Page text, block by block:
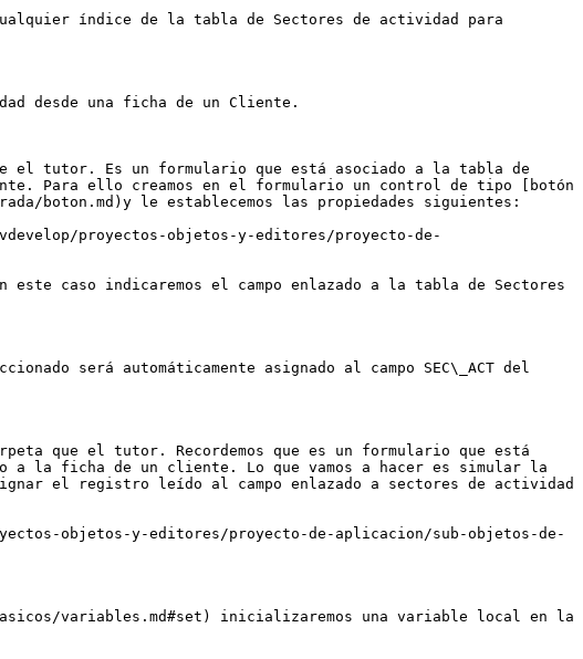
índice de la tabla de Sectores de actividad para
desde una ficha de un Cliente.
el tutor. Es un formulario que está asociado a la tabla de
Para ello creamos en el formulario un control de tipo [botón
boton.md)y le establecemos las propiedades siguientes:
proyectos-objetos-y-editores/proyecto-de-
este caso indicaremos el campo enlazado a la tabla de Sectores
será automáticamente asignado al campo SEC\_ACT del
que el tutor. Recordemos que es un formulario que está
la ficha de un cliente. Lo que vamos a hacer es simular la
el registro leído al campo enlazado a sectores de actividad
objetos-y-editores/proyecto-de-aplicacion/sub-objetos-de-
variables.md#set) inicializaremos una variable local en la